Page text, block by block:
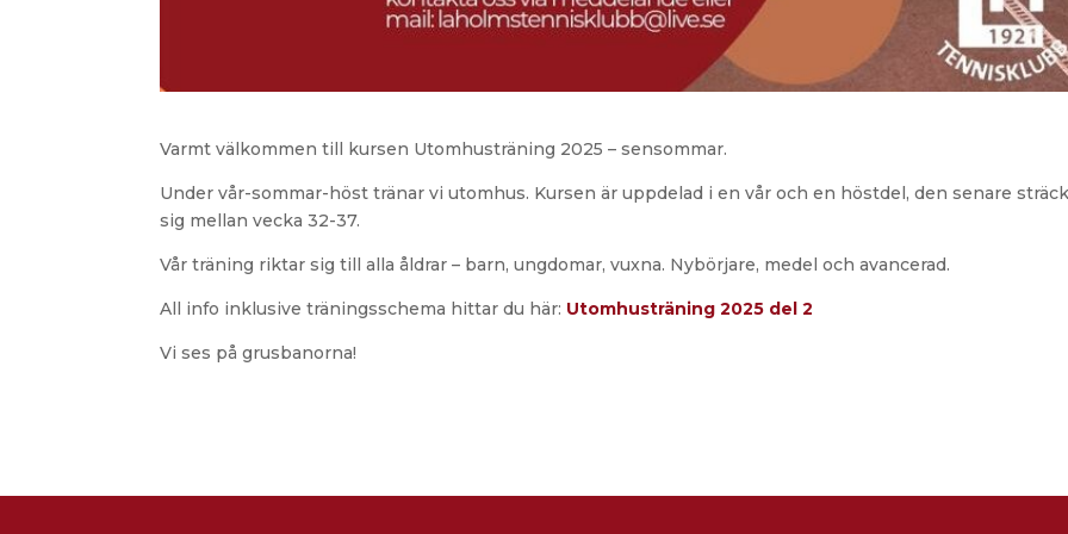
Varmt välkommen till kursen Utomhusträning 2025 – sensommar.
Under vår-sommar-höst tränar vi utomhus. Kursen är uppdelad i en vår och en höstdel, den senare
sig mellan vecka 32-37.
Vår träning riktar sig till alla åldrar – barn, ungdomar, vuxna. Nybörjare, medel och avancerad.
All info inklusive träningsschema hittar du här: Utomhusträning 2025 del 2
Vi ses på grusbanorna!